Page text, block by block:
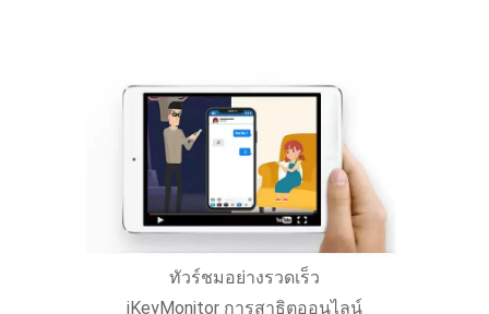
ทัวร์ชมอย่างรวดเร็ว
iKeyMonitor การสาธิตออนไลน์